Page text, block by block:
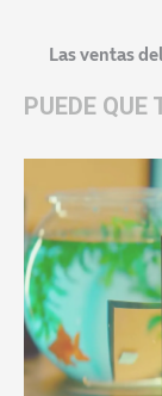
Las ventas
PUEDE